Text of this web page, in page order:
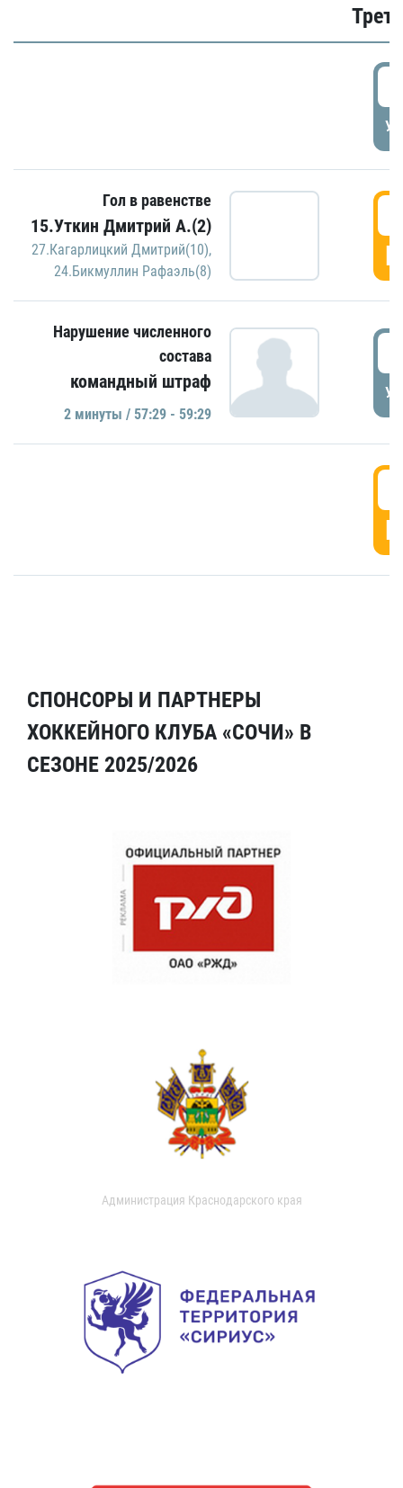
Гол в равенстве
15.Уткин Дмитрий А.(2)
27.Кагарлицкий Дмитрий(10),
24.Бикмуллин Рафаэль(8)
Нарушение численного
состава
командный штраф
2 минуты / 57:29 - 59:29
СПОНСОРЫ И ПАРТНЕРЫ
ХОККЕЙНОГО КЛУБА «СОЧИ» В
СЕЗОНЕ 2025/2026
Администрация Краснодарского края